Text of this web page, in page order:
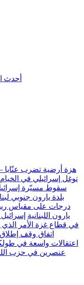
أحدث
هزة أرضية تضرب عنّايا – جبيل بقوّة 2.8
توغل إسرائيلي في
سقوط مسيّرة
بلدة يارون جنوبي
درجات على مقياس
يارون اللبنانية
في قطاع غزة الأمر الذي
اتفاق وقف إطلاق
اعتقالات واسعة في
عنصرين في حزب